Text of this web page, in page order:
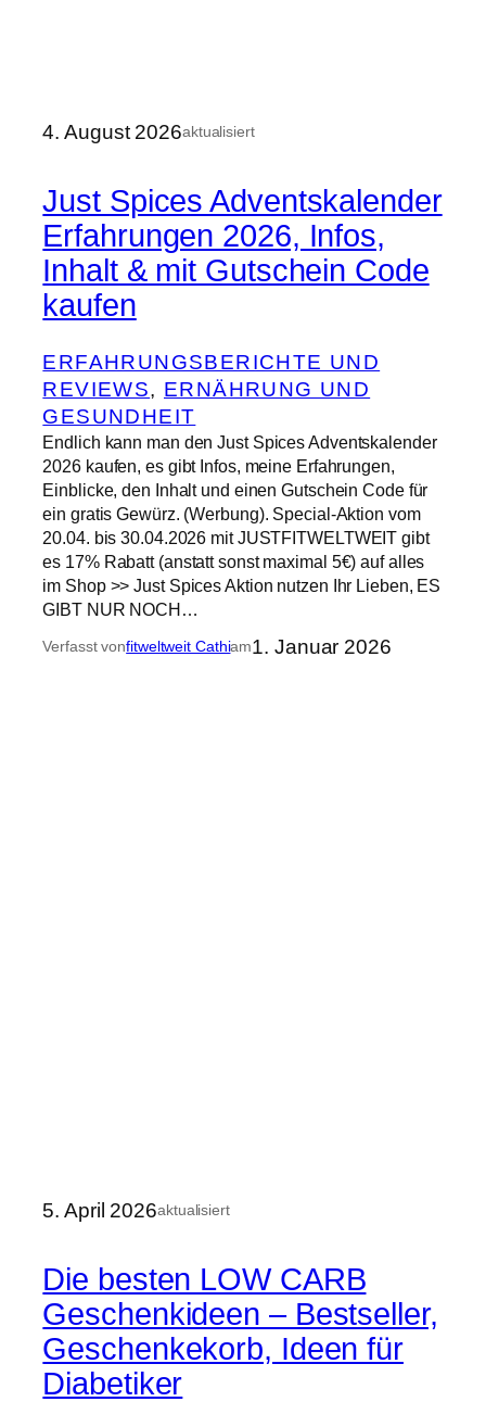
4. August 2026aktualisiert
Just Spices Adventskalender
Erfahrungen 2026, Infos,
Inhalt & mit Gutschein Code
kaufen
ERFAHRUNGSBERICHTE UND
REVIEWS, ERNÄHRUNG UND
GESUNDHEIT
Endlich kann man den Just Spices Adventskalender
2026 kaufen, es gibt Infos, meine Erfahrungen,
Einblicke, den Inhalt und einen Gutschein Code für
ein gratis Gewürz. (Werbung). Special-Aktion vom
20.04. bis 30.04.2026 mit JUSTFITWELTWEIT gibt
es 17% Rabatt (anstatt sonst maximal 5€) auf alles
im Shop >> Just Spices Aktion nutzen Ihr Lieben, ES
GIBT NUR NOCH…
Verfasst vonfitweltweit Cathiam1. Januar 2026
5. April 2026aktualisiert
Die besten LOW CARB
Geschenkideen – Bestseller,
Geschenkekorb, Ideen für
Diabetiker